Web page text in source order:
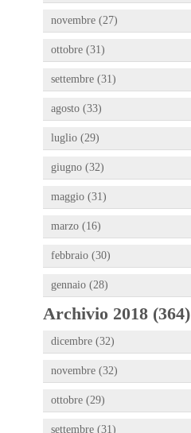
novembre (27)
ottobre (31)
settembre (31)
agosto (33)
luglio (29)
giugno (32)
maggio (31)
marzo (16)
febbraio (30)
gennaio (28)
Archivio 2018 (364)
dicembre (32)
novembre (32)
ottobre (29)
settembre (31)